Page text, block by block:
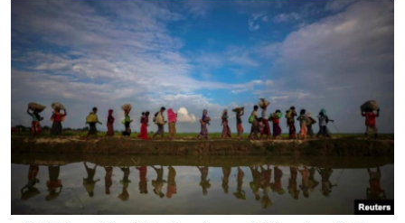
ကြည့်
ရန်
ညွန်း
စာမျက်နှာ
အမေရိကန်သုံးအီဒီယံ
မကြေးမုံရဲ့ အင်္ဂလိပ်စာ
ရုပ်ရှင်ထဲက အင်္ဂလိပ်စာ
သုတပဒေသာ အင်္ဂလိပ်စာ
အပတ်စဉ်ကဏ္ဍများ
ရေဒီယို
တီဗွီ
ရေဒီယိုနှင့်ရုပ်သံ အချက်အလက်များ
ရေဒီယို/တီဗွီအစီအစဉ်
Learning English
ဗွီအိုအေ လူမှုကွန်ယက်များ